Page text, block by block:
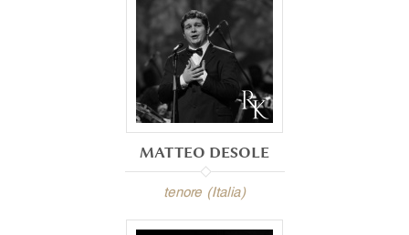
MATTEO DESOLE
tenore (Italia)